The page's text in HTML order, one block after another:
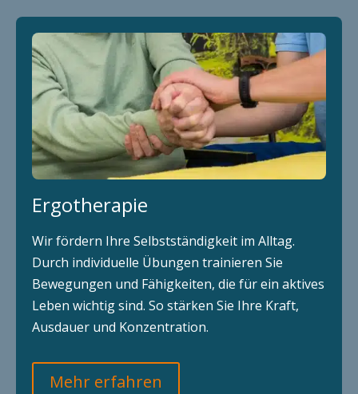
Ergotherapie
Wir fördern Ihre Selbstständigkeit im Alltag.
Durch individuelle Übungen trainieren Sie
Bewegungen und Fähigkeiten, die für ein aktives
Leben wichtig sind. So stärken Sie Ihre Kraft,
Ausdauer und Konzentration.
Mehr erfahren